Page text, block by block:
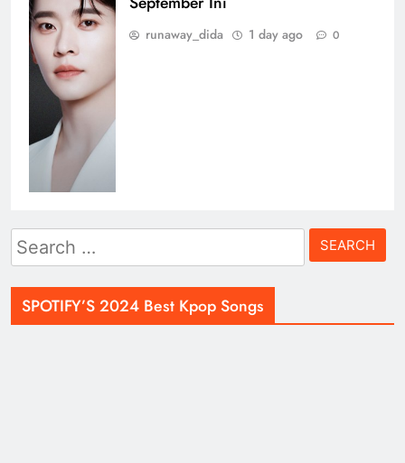
runaway_dida 1 day ago 0
Search
for:
SPOTIFY’S 2024 Best Kpop Songs